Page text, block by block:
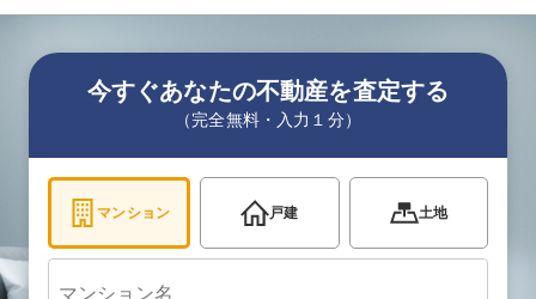
今すぐあなたの不動産を査定する
（完全無料・入力１分）
マンション 戸建 土地